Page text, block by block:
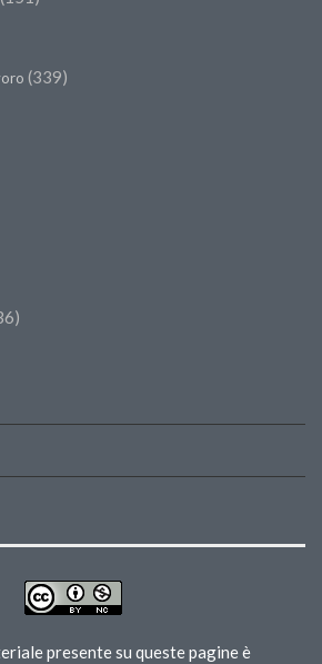
Stampa)
(339)
presente su queste pagine è